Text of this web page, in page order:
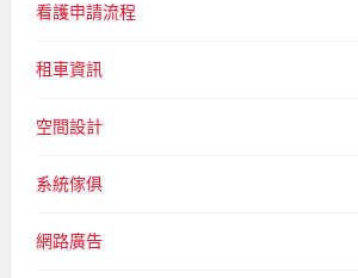
看護申請流程
租車資訊
空間設計
系統傢俱
網路廣告